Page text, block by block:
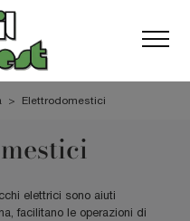
> Elettrodomestici
elettrici sono aiuti
facilitano le operazioni di